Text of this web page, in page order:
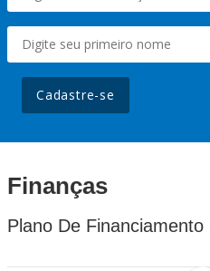
Cadastre-se
Finanças
Plano De